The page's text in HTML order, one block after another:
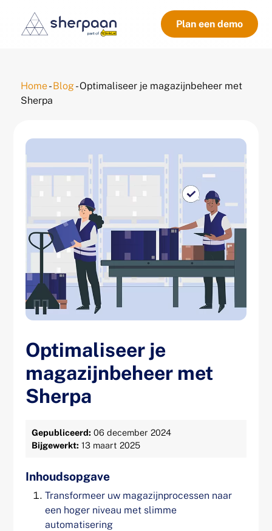
Plan een demo
Home-Blog-Optimaliseer je magazijnbeheer met
Sherpa
Optimaliseer je
magazijnbeheer met
Sherpa
Gepubliceerd: 06 december 2024
Bijgewerkt: 13 maart 2025
Inhoudsopgave
Transformeer uw magazijnprocessen naar
een hoger niveau met slimme
automatisering